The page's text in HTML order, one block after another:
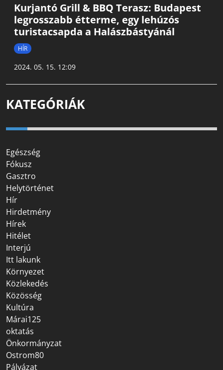
Kurjantó Grill & BBQ Terasz: Budapest
legrosszabb étterme, egy lehúzós
turistacsapda a Halászbástyánál
HÍR
2024. 05. 15. 12:09
KATEGÓRIÁK
Egészség
Fókusz
Gasztro
Helytörténet
Hír
Hirdetmény
Hírek
Hitélet
Interjú
Itt lakunk
Környezet
Közlekedés
Közösség
Kultúra
Márai125
oktatás
Önkormányzat
Ostrom80
Pályázat